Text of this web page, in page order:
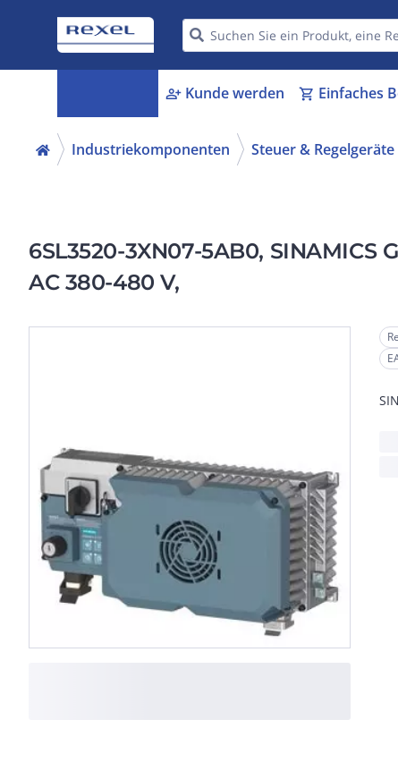
person_add Kunde werden shopping_cart Einfaches
Industriekomponenten Steuer & Regelgeräte
6SL3520-3XN07-5AB0, SINAMICS
AC 380-480 V,